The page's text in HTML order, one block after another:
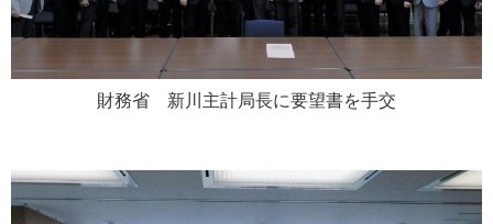
財務省 新川主計局長に要望書を手交